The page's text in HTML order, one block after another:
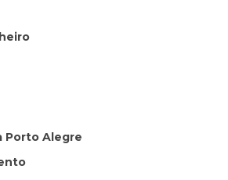
Porto Alegre